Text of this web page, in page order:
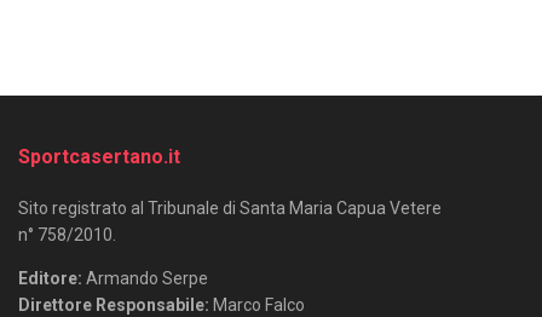
Sportcasertano.it
Sito registrato al Tribunale di Santa Maria Capua Vetere
n° 758/2010.
Editore: Armando Serpe
Direttore Responsabile: Marco Falco